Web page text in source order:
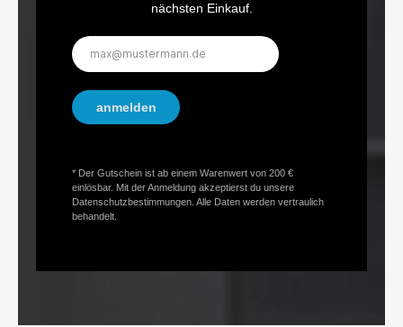
nächsten Einkauf.
E-
Mail-
Adresse*
anmelden
* Der Gutschein ist ab einem Warenwert von 200 €
einlösbar. Mit der Anmeldung akzeptierst du unsere
Datenschutzbestimmungen. Alle Daten werden vertraulich
behandelt.